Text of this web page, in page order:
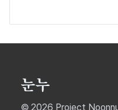
© 2026 Project